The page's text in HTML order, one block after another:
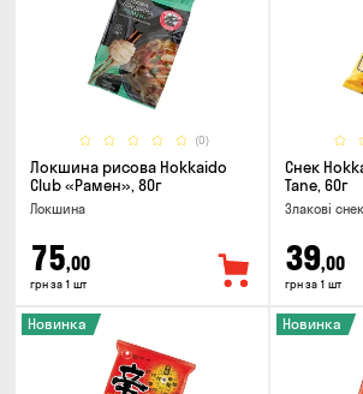
(0)
Локшина рисова Hokkaido
Club «Рамен», 80г
Локшина
75,00
грн за 1 шт
Снек
Tane, 60г
Злакові
39,00
грн за 1 шт
Новинка Новинка